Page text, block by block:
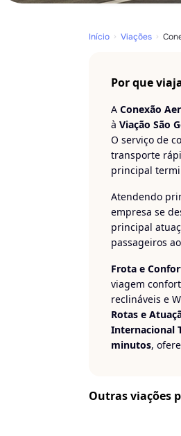
Início Viações
Por que
A Conexão
à Viação São
O serviço de
transporte
principal
Atendendo
empresa se
principal
passageiros
Frota e
viagem
reclináveis e
Rotas e
Internacional
minutos,
Outras viações